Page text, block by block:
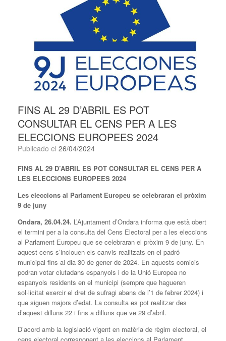
FINS AL 29 D’ABRIL ES POT
CONSULTAR EL CENS PER A LES
ELECCIONS EUROPEES 2024
Publicado el 26/04/2024
FINS AL 29 D’ABRIL ES POT CONSULTAR EL CENS PER A
LES ELECCIONS EUROPEES 2024
Les eleccions al Parlament Europeu se celebraran el pròxim
9 de juny
Ondara, 26.04.24. L’Ajuntament d’Ondara informa que està obert
el termini per a la consulta del Cens Electoral per a les eleccions
al Parlament Europeu que se celebraran el pròxim 9 de juny. En
aquest cens s’inclouen els canvis realitzats en el padró
municipal fins al dia 30 de gener de 2024. En aquests comicis
podran votar ciutadans espanyols i de la Unió Europea no
espanyols residents en el municipi (sempre que hagueren
sol·licitat exercir el dret de sufragi abans de l’1 de febrer 2024) i
que siguen majors d’edat. La consulta es pot realitzar des
d’aquest dilluns 22 i fins a dilluns que ve 29 d’abril.
D’acord amb la legislació vigent en matèria de règim electoral, el